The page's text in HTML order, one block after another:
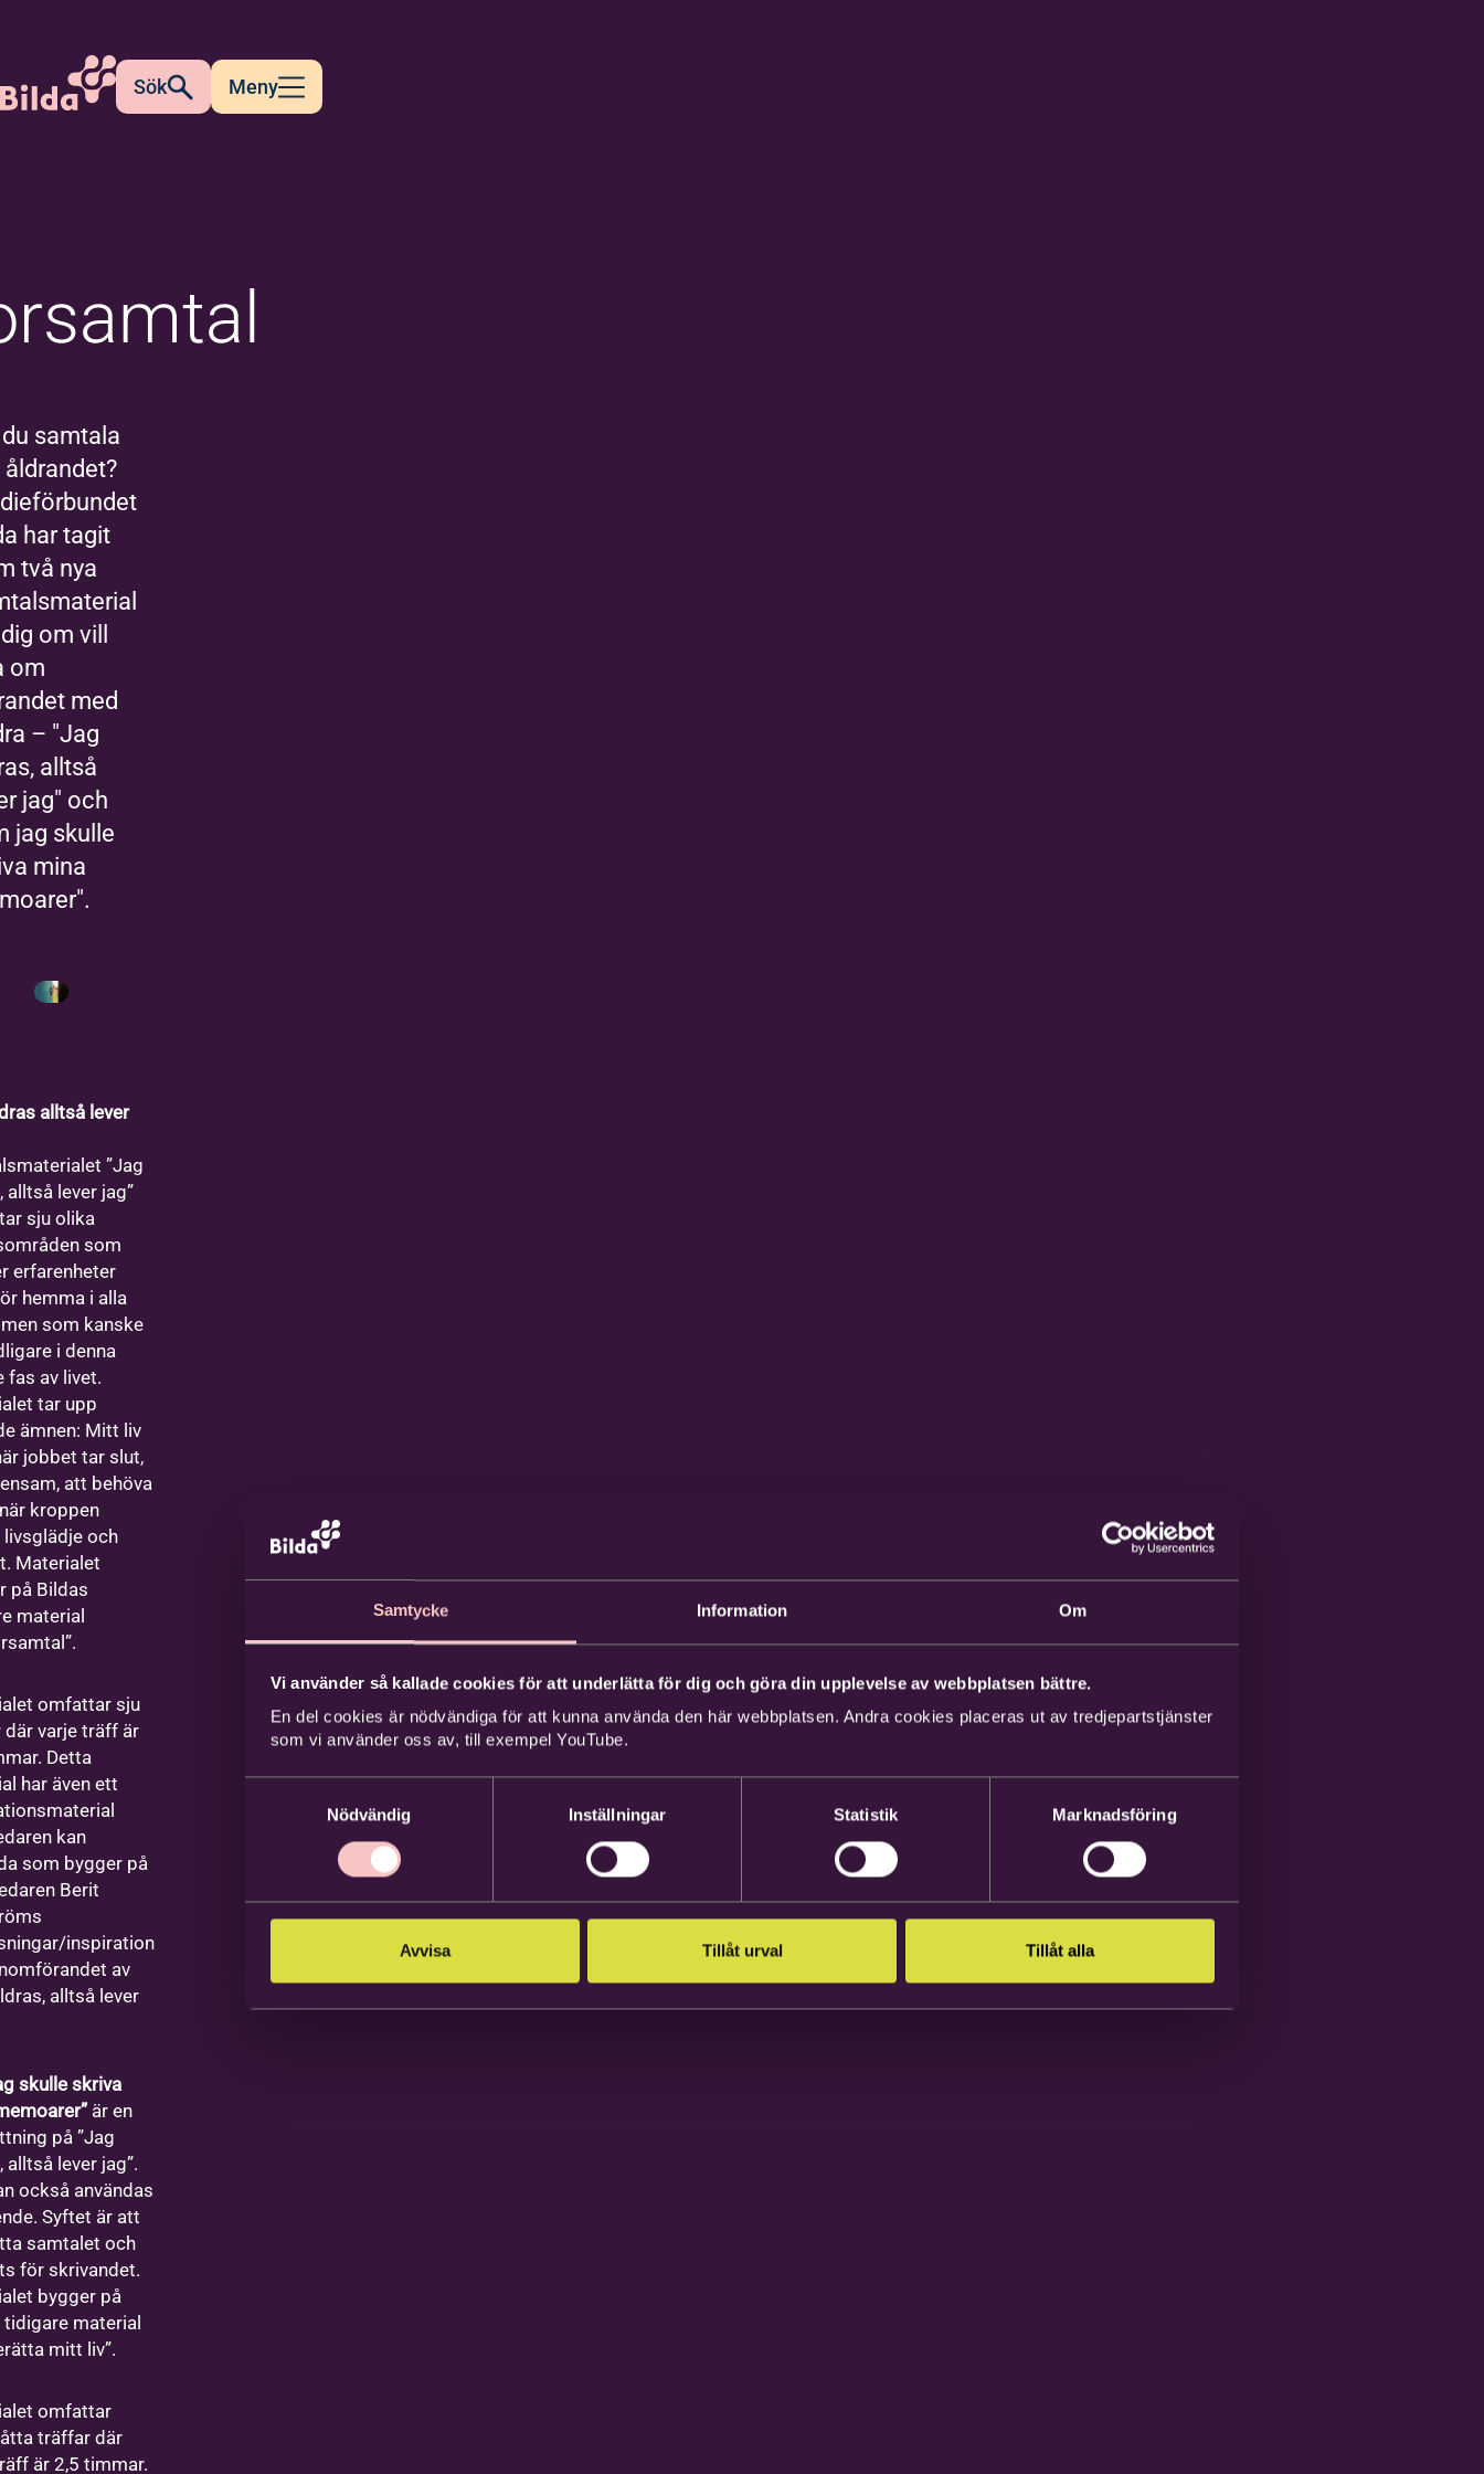
Samtycke Information Om
Vi använder så kallade cookies för att underlätta för dig och göra din upplevelse av webbplatsen bättre.
En del cookies är nödvändiga för att kunna använda den här webbplatsen. Andra cookies placeras ut av tredjepartstjänster
som vi använder oss av, till exempel YouTube.
Nödvändig
Inställningar Statistik Marknadsföring
Avvisa Tillåt urval Tillåt alla
Sök Meny
samtala
har tagit
två nya
om vill
om
med
– "Jag
alltså
jag" och
jag skulle
mina
alltså lever
”Jag
alltså lever jag”
sju olika
som
erfarenheter
hemma i alla
som kanske
i denna
fas av livet.
tar upp
ämnen: Mitt liv
jobbet tar slut,
att behöva
kroppen
livsglädje och
Materialet
på Bildas
material
omfattar sju
varje träff är
Detta
har även ett
kan
som bygger på
Berit
inspiration
av
alltså lever
skulle skriva
är en
på ”Jag
alltså lever jag”.
också användas
Syftet är att
samtalet och
för skrivandet.
bygger på
material
mitt liv”.
omfattar
träffar där
är 2,5 timmar.